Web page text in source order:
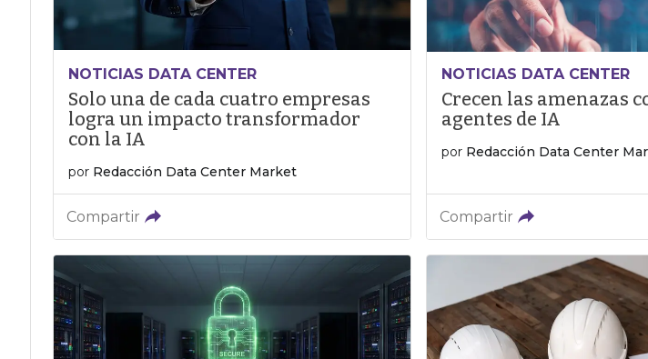
NOTICIAS DATA CENTER
Solo una de cada cuatro empresas
logra un impacto transformador
con la IA
por Redacción Data Center Market
Compartir
NOTICIAS DATA CENTER
Crecen las amenazas
agentes de IA
por Redacción Data Center
Compartir